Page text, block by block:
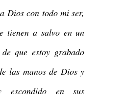
Dios con todo mi ser,
tienen a salvo en un
que estoy grabado
las manos de Dios y
escondido en sus